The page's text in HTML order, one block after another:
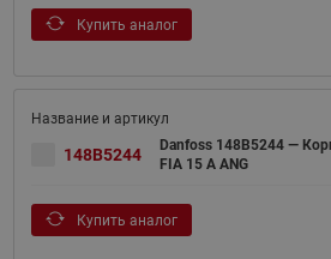
Купить аналог
148B5244
Danfoss 148B5244 —
FIA 15 A ANG
Купить аналог